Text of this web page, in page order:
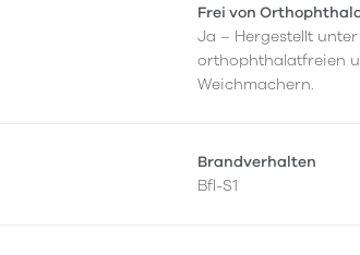
Frei von
Ja – Hergestellt
orthophthalatfreien
Weichmachern.
Brandverhalten
Bfl-S1